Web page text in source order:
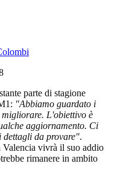
parte di stagione
"Abbiamo guardato i
L'obiettivo è
aggiornamento. Ci
dettagli da provare".
Valencia vivrà il suo addio
rimanere in ambito